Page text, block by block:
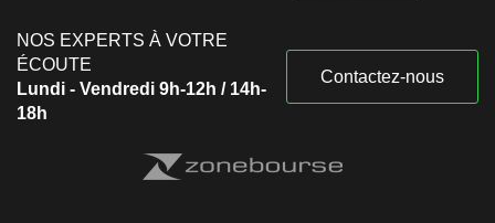
NOS EXPERTS À VOTRE
ÉCOUTE
Lundi - Vendredi 9h-12h / 14h-
18h
Contactez-nous